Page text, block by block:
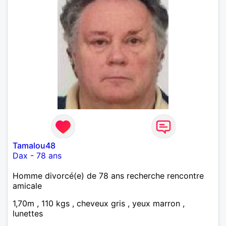
idéal pour une maman avec de jeunes enfants ou
quelqu'un de proche de la nature. Je garde quand
même beaucoup de temps pour des sorties, je fais
un beau voyage tous les ans à l'étranger. J'aime
découvrir les paysages et cultures étrangères,
d'ailleurs les langues étrangères sont aussi ma
passion. J'ai 2 grands enfants déjà indépendants.
Pour le reste, je vous laisse découvrir. Au plaisir de
Tamalou48
Dax - 78 ans
Homme divorcé(e) de 78 ans recherche rencontre
amicale
1,70m , 110 kgs , cheveux gris , yeux marron ,
lunettes